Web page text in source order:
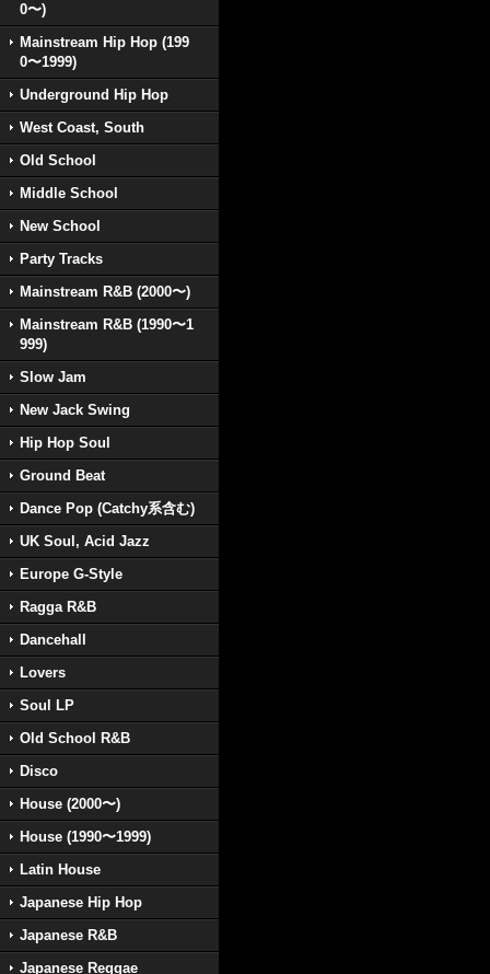
0〜)
Mainstream Hip Hop (199
0〜1999)
Underground Hip Hop
West Coast, South
Old School
Middle School
New School
Party Tracks
Mainstream R&B (2000〜)
Mainstream R&B (1990〜1
999)
Slow Jam
New Jack Swing
Hip Hop Soul
Ground Beat
Dance Pop (Catchy系含む)
UK Soul, Acid Jazz
Europe G-Style
Ragga R&B
Dancehall
Lovers
Soul LP
Old School R&B
Disco
House (2000〜)
House (1990〜1999)
Latin House
Japanese Hip Hop
Japanese R&B
Japanese Reggae